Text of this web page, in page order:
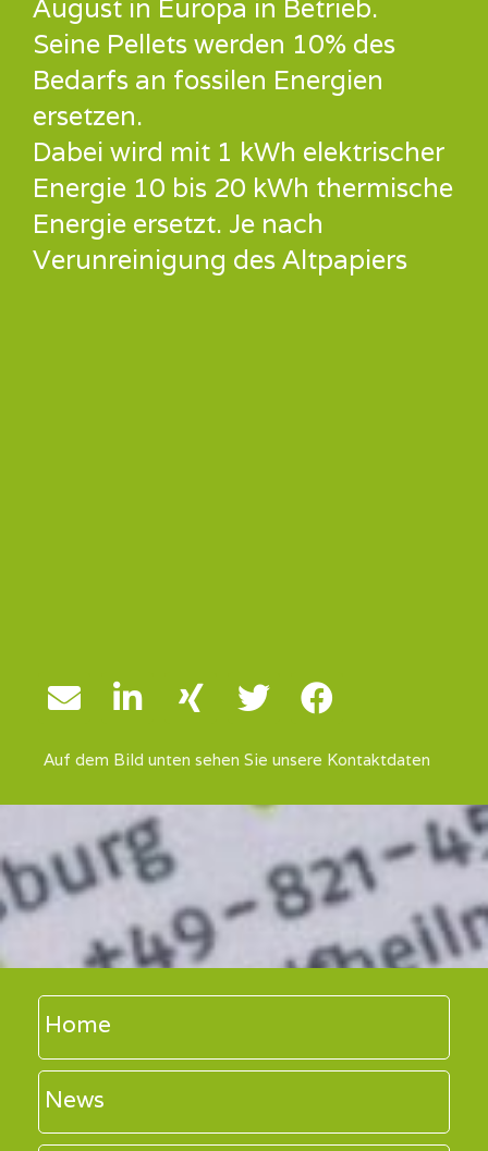
August in Europa in Betrieb.
Seine Pellets werden 10% des
Bedarfs an fossilen Energien
ersetzen.
Dabei wird mit 1 kWh elektrischer
Energie 10 bis 20 kWh thermische
Energie ersetzt. Je nach
Verunreinigung des Altpapiers
Auf dem Bild unten sehen Sie unsere Kontaktdaten
Home
News